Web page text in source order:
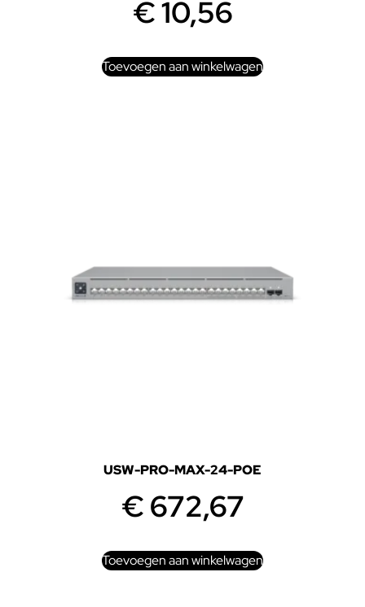
€10,56
Toevoegen aan winkelwagen
USW-PRO-MAX-24-POE
€672,67
Toevoegen aan winkelwagen